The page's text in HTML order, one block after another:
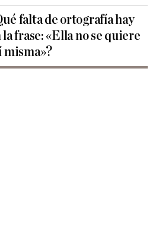
falta de ortografía hay
la frase: «Ella no se quiere
misma»?